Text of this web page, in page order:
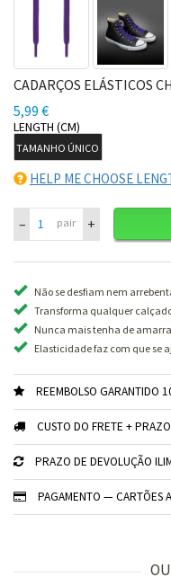
CADARÇOS ELÁSTICOS
5,99 €
LENGTH (CM)
TAMANHO ÚNICO
HELP ME CHOOSE
– pair +
Não se desfiam nem
Transforma qualquer
Nunca mais tenha de
Elasticidade faz com que se
REEMBOLSO GARANTIDO
CUSTO DO FRETE +
PRAZO DE DEVOLUÇÃO
PAGAMENTO — CARTÕES